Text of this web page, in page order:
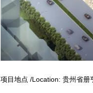
项目地点 /Location: 贵州省册